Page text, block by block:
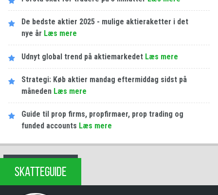
De bedste aktier 2025 - mulige aktieraketter i det
nye år Læs mere
Udnyt global trend på aktiemarkedet Læs mere
Strategi: Køb aktier mandag eftermiddag sidst på
måneden Læs mere
Guide til prop firms, propfirmaer, prop trading og
funded accounts Læs mere
SKATTEGUIDE